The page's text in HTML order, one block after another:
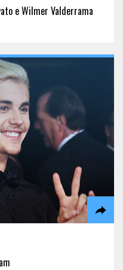
e Wilmer Valderrama